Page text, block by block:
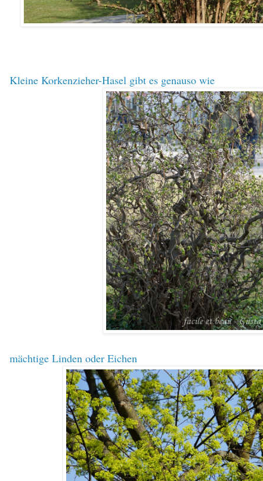
Kleine Korkenzieher-Hasel gibt es genauso wie
mächtige Linden oder Eichen